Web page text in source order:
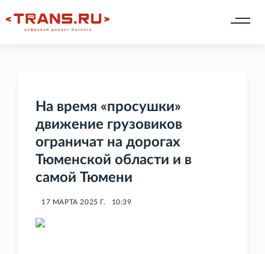
На время «просушки»
движение грузовиков
ограничат на дорогах
Тюменской области и в
самой Тюмени
17 МАРТА 2025 Г. 10:39